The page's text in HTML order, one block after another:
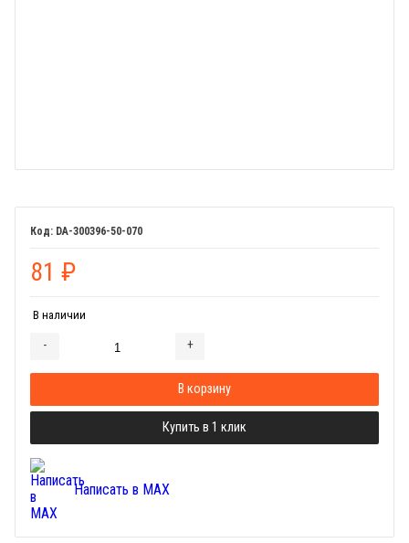
DA-300396-50-070
81 ₽
В наличии
- +
В корзину
Купить в 1 клик
Написать в MAX